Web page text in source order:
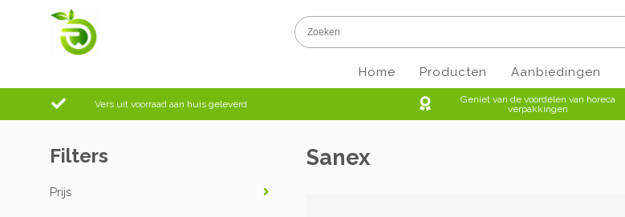
Home Producten Aanbiedingen
Vers uit voorraad aan huis geleverd
Geniet van de voordelen van horeca
verpakkingen
Sanex
Filters
Prijs